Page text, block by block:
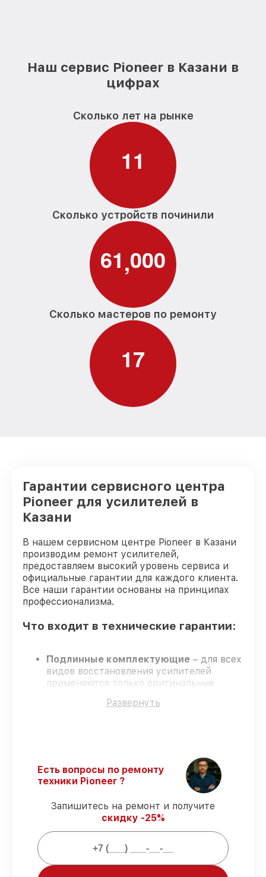
Замена кнопки включения усилителя
Pioneer
от 700₽
Ремонт платы усилителя Pioneer
Наш сервис Pioneer в Казани в
цифрах
Сколько лет на рынке
11
Сколько устройств починили
61,000
Сколько мастеров по ремонту
17
Гарантии сервисного центра
Pioneer для усилителей в
Казани
В нашем сервисном центре Pioneer в Казани
производим ремонт усилителей,
предоставляем высокий уровень сервиса и
официальные гарантии для каждого клиента.
Все наши гарантии основаны на принципах
профессионализма.
Что входит в технические гарантии:
Подлинные комплектующие – для всех
видов восстановления усилителей
применяются только оригинальные
Опытные мастера– обучение и
клиентом.
Официальная гарантия
– официальная
Что мы гарантируем при
восстановлении усилителей:
заказов закрываем в присутствии
Развернуть
Есть вопросы по ремонту
техники Pioneer ?
Запишитесь на ремонт и получите
скидку -25%